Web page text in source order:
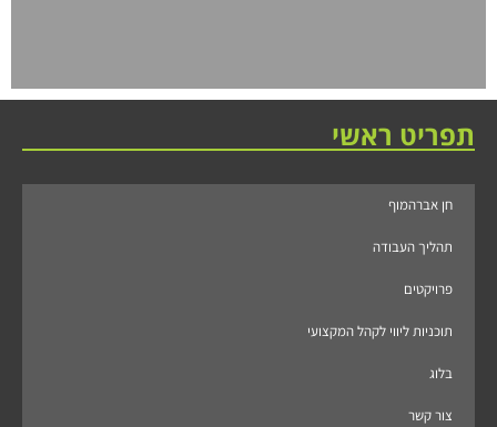
תפריט ראשי
חן אברהמוף
תהליך העבודה
פרויקטים
תוכניות ליווי לקהל המקצועי
בלוג
צור קשר